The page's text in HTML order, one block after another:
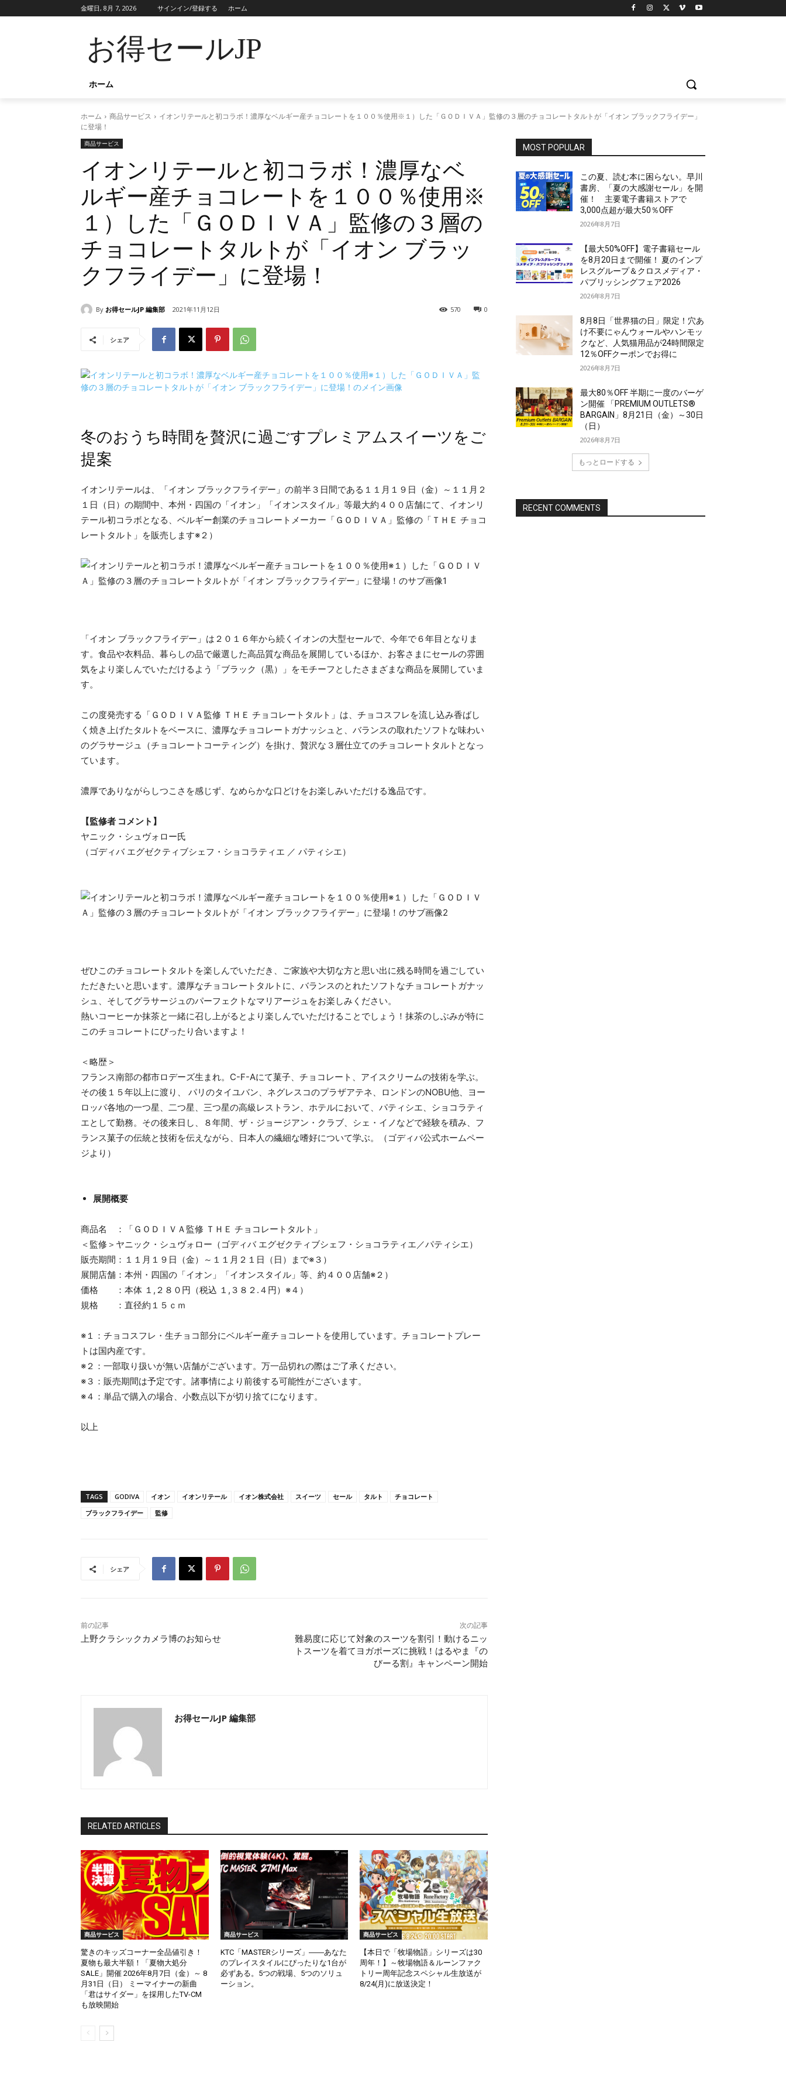
金曜日, 8月 7, 2026 サインイン/登録する ホーム
お得セールJP
ホーム
ホーム 商品サービス
イオンリテールと初コラボ！濃厚なベルギー産チョコレートを１００％使用※１）した「ＧＯＤＩＶＡ」監修の３層のチョコレートタルトが「イオン ブラックフライデー」
に登場！
商品サービス
イオンリテールと初コラボ！濃厚なベ
ルギー産チョコレートを１００％使用※
１）した「ＧＯＤＩＶＡ」監修の３層の
チョコレートタルトが「イオン ブラッ
クフライデー」に登場！
By お得セールJP 編集部 2021年11月12日 0
570
シェア
冬のおうち時間を贅沢に過ごすプレミアムスイーツをご
提案
イオンリテールは、「イオン ブラックフライデー」の前半３日間である１１月１９日（金）～１１月２
１日（日）の期間中、本州・四国の「イオン」「イオンスタイル」等最大約４００店舗にて、イオンリ
テール初コラボとなる、ベルギー創業のチョコレートメーカー「ＧＯＤＩＶＡ」監修の「ＴＨＥ チョコ
レートタルト」を販売します※２）
「イオン ブラックフライデー」は２０１６年から続くイオンの大型セールで、今年で６年目となりま
す。食品や衣料品、暮らしの品で厳選した高品質な商品を展開しているほか、お客さまにセールの雰囲
気をより楽しんでいただけるよう「ブラック（黒）」をモチーフとしたさまざまな商品を展開していま
す。
この度発売する「ＧＯＤＩＶＡ監修 ＴＨＥ チョコレートタルト」は、チョコスフレを流し込み香ばし
く焼き上げたタルトをベースに、濃厚なチョコレートガナッシュと、バランスの取れたソフトな味わい
のグラサージュ（チョコレートコーティング）を掛け、贅沢な３層仕立てのチョコレートタルトとなっ
ています。
濃厚でありながらしつこさを感じず、なめらかな口どけをお楽しみいただける逸品です。
【監修者 コメント】
ヤニック・シュヴォロー氏
（ゴディバ エグゼクティブシェフ・ショコラティエ ／ パティシエ）
ぜひこのチョコレートタルトを楽しんでいただき、ご家族や大切な方と思い出に残る時間を過ごしてい
ただきたいと思います。濃厚なチョコレートタルトに、バランスのとれたソフトなチョコレートガナッ
シュ、そしてグラサージュのパーフェクトなマリアージュをお楽しみください。
熱いコーヒーか抹茶と一緒に召し上がるとより楽しんでいただけることでしょう！抹茶のしぶみが特に
このチョコレートにぴったり合いますよ！
＜略歴＞
フランス南部の都市ロデーズ生まれ。C-F-Aにて菓子、チョコレート、アイスクリームの技術を学ぶ。
その後１５年以上に渡り、 パリのタイユバン、ネグレスコのプラザアテネ、ロンドンのNOBU他、ヨー
ロッパ各地の一つ星、二つ星、三つ星の高級レストラン、ホテルにおいて、パティシエ、ショコラティ
エとして勤務。その後来日し、８年間、ザ・ジョージアン・クラブ、シェ・イノなどで経験を積み、フ
ランス菓子の伝統と技術を伝えながら、日本人の繊細な嗜好について学ぶ。（ゴディバ公式ホームペー
ジより）
展開概要
商品名 ：「ＧＯＤＩＶＡ監修 ＴＨＥ チョコレートタルト」
＜監修＞ヤニック・シュヴォロー（ゴディバ エグゼクティブシェフ・ショコラティエ／パティシエ）
販売期間：１１月１９日（金）～１１月２１日（日）まで※３）
展開店舗：本州・四国の「イオン」「イオンスタイル」等、約４００店舗※２）
価格 ：本体 １,２８０円（税込 １,３８２.４円）※４）
規格 ：直径約１５ｃｍ
※１：チョコスフレ・生チョコ部分にベルギー産チョコレートを使用しています。チョコレートプレー
トは国内産です。
※２：一部取り扱いが無い店舗がございます。万一品切れの際はご了承ください。
※３：販売期間は予定です。諸事情により前後する可能性がございます。
※４：単品で購入の場合、小数点以下が切り捨てになります。
以上
TAGS GODIVA イオン イオンリテール イオン株式会社 スイーツ セール タルト
チョコレート
ブラックフライデー
監修
シェア
前の記事
上野クラシックカメラ博のお知らせ
次の記事
難易度に応じて対象のスーツを割引！動けるニッ
トスーツを着てヨガポーズに挑戦！はるやま『の
びーる割』キャンペーン開始
お得セールJP 編集部
RELATED ARTICLES
商品サービス
驚きのキッズコーナー全品値引き！
夏物も最大半額！「夏物大処分
SALE」開催 2026年8月7日（金）～ 8
月31日（日） ミーマイナーの新曲
「君はサイダー」を採用したTV-CM
も放映開始
商品サービス
KTC「MASTERシリーズ」――あなた
のプレイスタイルにぴったりな1台が
必ずある。5つの戦場、5つのソリュ
ーション。
商品サービス
【本日で「牧場物語」シリーズは30
周年！】～牧場物語＆ルーンファク
トリー周年記念スペシャル生放送が
8/24(月)に放送決定！
MOST POPULAR
この夏、読む本に困らない。早川
書房、「夏の大感謝セール」を開
催！ 主要電子書籍ストアで
3,000点超が最大50％OFF
2026年8月7日
【最大50%OFF】電子書籍セール
を8月20日まで開催！ 夏のインプ
レスグループ＆クロスメディア・
パブリッシングフェア2026
2026年8月7日
8月8日「世界猫の日」限定！穴あ
け不要にゃんウォールやハンモッ
クなど、人気猫用品が24時間限定
12％OFFクーポンでお得に
2026年8月7日
最大80％OFF 半期に一度のバーゲ
ン開催 「PREMIUM OUTLETS®
BARGAIN」8月21日（金）～30日
（日）
2026年8月7日
もっとロードする
RECENT COMMENTS